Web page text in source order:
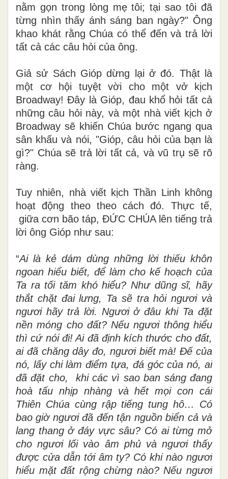
nằm gọn trong lòng mẹ tôi; tại sao tôi đã
từng nhìn thấy ánh sáng ban ngày?" Ông
khao khát rằng Chúa có thể đến và trả lời
tất cả các câu hỏi của ông.
Giả sử Sách Gióp dừng lại ở đó. Thật là
một cơ hội tuyệt vời cho một vở kịch
Broadway! Đây là Gióp, đau khổ hỏi tất cả
những câu hỏi này, và một nhà viết kịch ở
Broadway sẽ khiến Chúa bước ngang qua
sân khấu và nói, "Gióp, câu hỏi của bạn là
gì?" Chúa sẽ trả lời tất cả, và vũ trụ sẽ rõ
ràng.
Tuy nhiên, nhà viết kịch Thần Linh không
hoạt động theo theo cách đó. Thực tế,
giữa cơn bão táp, ĐỨC CHÚA lên tiếng trả
lời ông Gióp như sau:
“Ai là kẻ dám dùng những lời thiếu khôn
ngoan hiểu biết, để làm cho kế hoạch của
Ta ra tối tăm khó hiểu? Như dũng sĩ, hãy
thắt chặt đai lưng, Ta sẽ tra hỏi ngươi và
ngươi hãy trả lời. Ngươi ở đâu khi Ta đặt
nền móng cho đất? Nếu ngươi thông hiểu
thì cứ nói đi! Ai đã định kích thước cho đất,
ai đã chăng dây đo, ngươi biết mà! Đế của
nó, lấy chi làm điểm tựa, đá góc của nó, ai
đã đặt cho, khi các vì sao ban sáng đang
hoà tấu nhịp nhàng và hết mọi con cái
Thiên Chúa cùng rập tiếng tung hô… Có
bao giờ ngươi đã đến tận nguồn biển cả và
lang thang ở đáy vực sâu? Có ai từng mở
cho ngươi lối vào âm phủ và ngươi thấy
được cửa dẫn tới âm ty? Có khi nào ngươi
hiểu mặt đất rộng chừng nào? Nếu ngươi